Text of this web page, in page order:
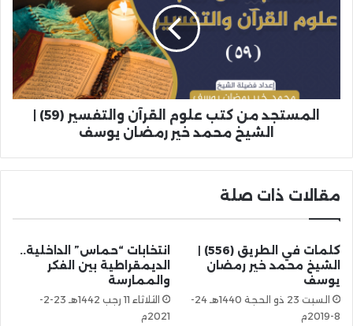
المستجد من كتب علوم القرآن والتفسير (59) |
الشيخ محمد خير رمضان يوسف
مقالات ذات صلة
كلمات في الطريق (556) |
الشيخ محمد خير رمضان
يوسف
السبت 23 ذو الحجة 1440هـ 24-
8-2019م
انتخابات “حماس” الداخلية..
الديمقراطية بين الفكر
والممارسة
الثلاثاء 11 رجب 1442هـ 23-2-
2021م